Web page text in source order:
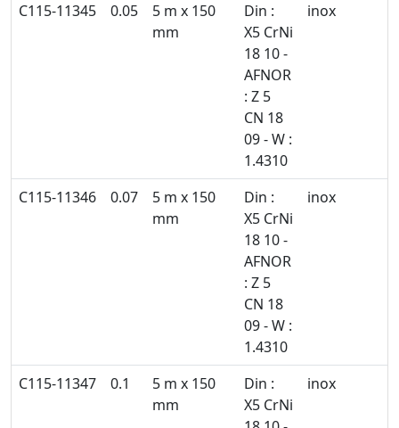
C115-11345
0.05
5 m x 150
mm
Din :
X5 CrNi
18 10 -
AFNOR
: Z 5
CN 18
09 - W :
1.4310
inox
C115-11346 0.07
5 m x 150
mm
Din :
X5 CrNi
18 10 -
AFNOR
: Z 5
CN 18
09 - W :
1.4310
inox
C115-11347 0.1
5 m x 150
mm
Din :
X5 CrNi
inox